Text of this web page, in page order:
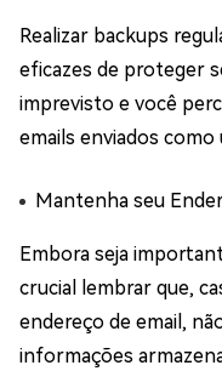
Realizar backups
eficazes de proteger
imprevisto e você
emails enviados como
Mantenha seu
Embora seja
crucial lembrar que,
endereço de email,
informações